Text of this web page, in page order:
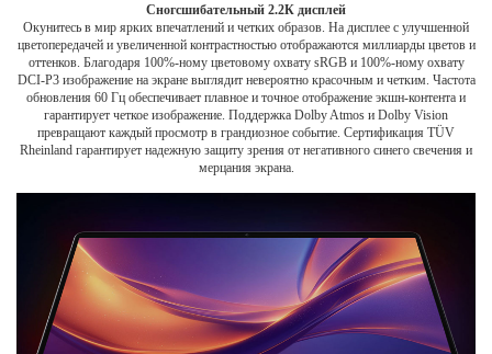
Сногсшибательный 2.2К дисплей
Окунитесь в мир ярких впечатлений и четких образов. На дисплее с улучшенной
цветопередачей и увеличенной контрастностью отображаются миллиарды цветов и
оттенков. Благодаря 100%-ному цветовому охвату sRGB и 100%-ному охвату
DCI-P3 изображение на экране выглядит невероятно красочным и четким. Частота
обновления 60 Гц обеспечивает плавное и точное отображение экшн-контента и
гарантирует четкое изображение. Поддержка Dolby Atmos и Dolby Vision
превращают каждый просмотр в грандиозное событие. Сертификация TÜV
Rheinland гарантирует надежную защиту зрения от негативного синего свечения и
мерцания экрана.